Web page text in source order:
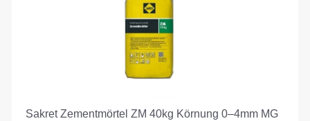
Sakret Zementmörtel ZM 40kg Körnung 0–4mm MG